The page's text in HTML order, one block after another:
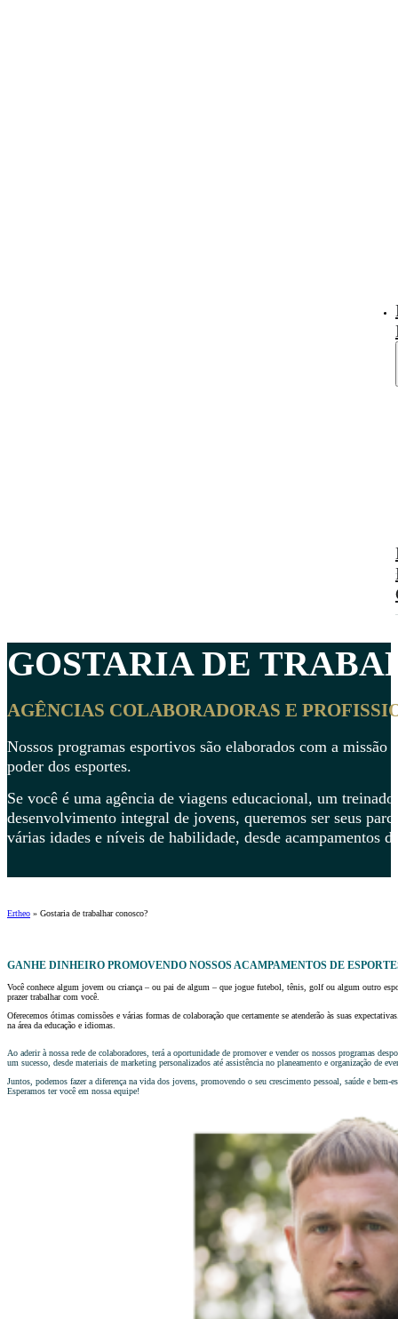
GOSTARIA DE
AGÊNCIAS COLABORADORAS E
Nossos programas esportivos são elaborados com a
poder dos esportes.
Se você é uma agência de viagens educacional, um
desenvolvimento integral de jovens, queremos ser seus
várias idades e níveis de habilidade, desde acampamentos
Ertheo » Gostaria de trabalhar conosco?
GANHE DINHEIRO PROMOVENDO NOSSOS ACAMPAMENTOS DE
Você conhece algum jovem ou criança – ou pai de algum – que jogue futebol, tênis, golf ou algum outro
prazer trabalhar com você.
Oferecemos ótimas comissões e várias formas de colaboração que certamente se atenderão às suas
na área da educação e idiomas.
Ao aderir à nossa rede de colaboradores, terá a oportunidade de promover e vender os nossos programas
um sucesso, desde materiais de marketing personalizados até assistência no planeamento e organização de
Juntos, podemos fazer a diferença na vida dos jovens, promovendo o seu crescimento pessoal, saúde e
Esperamos ter você em nossa equipe!